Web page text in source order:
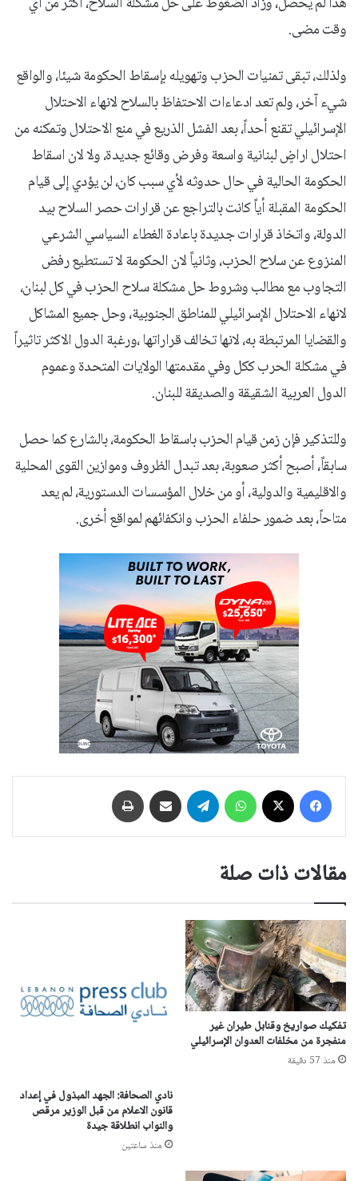
وقت مضى.
ولذلك، تبقى تمنيات الحزب وتهويله بإسقاط الحكومة شيئا، والواقع
شيء آخر، ولم تعد ادعاءات الاحتفاظ بالسلاح لانهاء الاحتلال
الإسرائيلي تقنع أحداً، بعد الفشل الذريع في منع الاحتلال وتمكنه من
احتلال اراضٍ لبنانية واسعة وفرض وقائع جديدة، ولا لان اسقاط
الحكومة الحالية في حال حدوثه لأي سبب كان، لن يؤدي إلى قيام
الحكومة المقبلة أياً كانت بالتراجع عن قرارات حصر السلاح بيد
الدولة، واتخاذ قرارات جديدة باعادة الغطاء السياسي الشرعي
المنزوع عن سلاح الحزب، وثانياً لان الحكومة لا تستطيع رفض
التجاوب مع مطالب وشروط حل مشكلة سلاح الحزب في كل لبنان،
لانهاء الاحتلال الإسرائيلي للمناطق الجنوبية، وحل جميع المشاكل
والقضايا المرتبطة به، لانها تخالف قراراتها ،ورغبة الدول الاكثر تاثيراً
في مشكلة الحرب ككل وفي مقدمتها الولايات المتحدة وعموم
الدول العربية الشقيقة والصديقة للبنان.
وللتذكير فإن زمن قيام الحزب باسقاط الحكومة، بالشارع كما حصل
سابقاً، أصبح أكثر صعوبة، بعد تبدل الظروف وموازين القوى المحلية
والاقليمية والدولية، أو من خلال المؤسسات الدستورية، لم يعد
متاحاً، بعد ضمور حلفاء الحزب وانكفائهم لمواقع أخرى.
فيسبوك واتساب تيلقرام مشاركة عبر البريد
مقالات ذات صلة
تفكيك صواريخ وقنابل طيران غير
منفجرة من مخلفات العدوان الإسرائيلي
منذ 57 دقيقة
نادي الصحافة: الجهد المبذول في إعداد
قانون الاعلام من قبل الوزير مرقص
والنواب انطلاقة جيدة
منذ ساعتين